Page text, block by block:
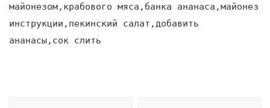
майонезом,крабового мяса,банка ананаса,майонез
инструкции,пекинский салат,добавить
ананасы,сок слить